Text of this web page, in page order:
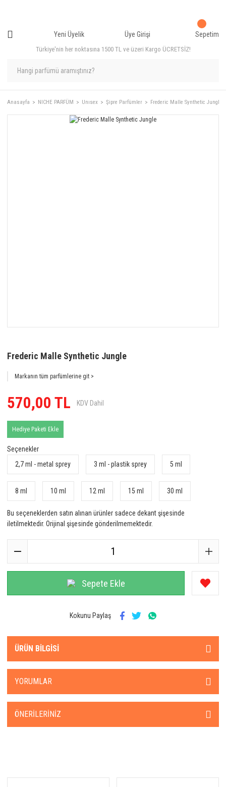
Türkiye'nin her noktasına 1500 TL ve üzeri Kargo ÜCRETSİZ!
Yeni Üyelik Üye Girişi Sepetim
Anasayfa NICHE PARFÜM Unısex Şipre Parfümler Frederic Malle Synthetic Jungle
Frederic Malle Synthetic Jungle
Markanın tüm parfümlerine git >
570,00 TL KDV Dahil
Hediye Paketi Ekle
Seçenekler
2,7 ml - metal sprey
3 ml - plastik sprey 5 ml
8 ml 10 ml 12 ml 15 ml 30 ml
Bu seçeneklerden satın alınan ürünler sadece dekant şişesinde
iletilmektedir. Orijinal şişesinde gönderilmemektedir.
Sepete Ekle
Kokunu Paylaş
ÜRÜN BILGISI
YORUMLAR
ÖNERILERINIZ